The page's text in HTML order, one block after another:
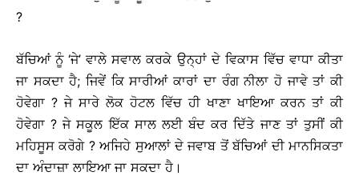
?
ਬੱਚਿਆਂ ਨੂੰ ‘ਜੇ’ ਵਾਲੇ ਸਵਾਲ ਕਰਕੇ ਉਨ੍ਹਾਂ ਦੇ ਵਿਕਾਸ ਵਿੱਚ ਵਾਧਾ ਕੀਤਾ
ਜਾ ਸਕਦਾ ਹੈ; ਜਿਵੇਂ ਕਿ ਸਾਰੀਆਂ ਕਾਰਾਂ ਦਾ ਰੰਗ ਨੀਲਾ ਹੋ ਜਾਵੇ ਤਾਂ ਕੀ
ਹੋਵੇਗਾ ? ਜੇ ਸਾਰੇ ਲੋਕ ਹੋਟਲ ਵਿੱਚ ਹੀ ਖਾਣਾ ਖਾਇਆ ਕਰਨ ਤਾਂ ਕੀ
ਹੋਵੇਗਾ ? ਜੇ ਸਕੂਲ ਇੱਕ ਸਾਲ ਲਈ ਬੰਦ ਕਰ ਦਿੱਤੇ ਜਾਣ ਤਾਂ ਤੁਸੀਂ ਕੀ
ਮਹਿਸੂਸ ਕਰੋਗੇ ? ਅਜਿਹੇ ਸੁਆਲਾਂ ਦੇ ਜਵਾਬ ਤੋਂ ਬੱਚਿਆਂ ਦੀ ਮਾਨਸਿਕਤਾ
ਦਾ ਅੰਦਾਜ਼ਾ ਲਾਇਆ ਜਾ ਸਕਦਾ ਹੈ।